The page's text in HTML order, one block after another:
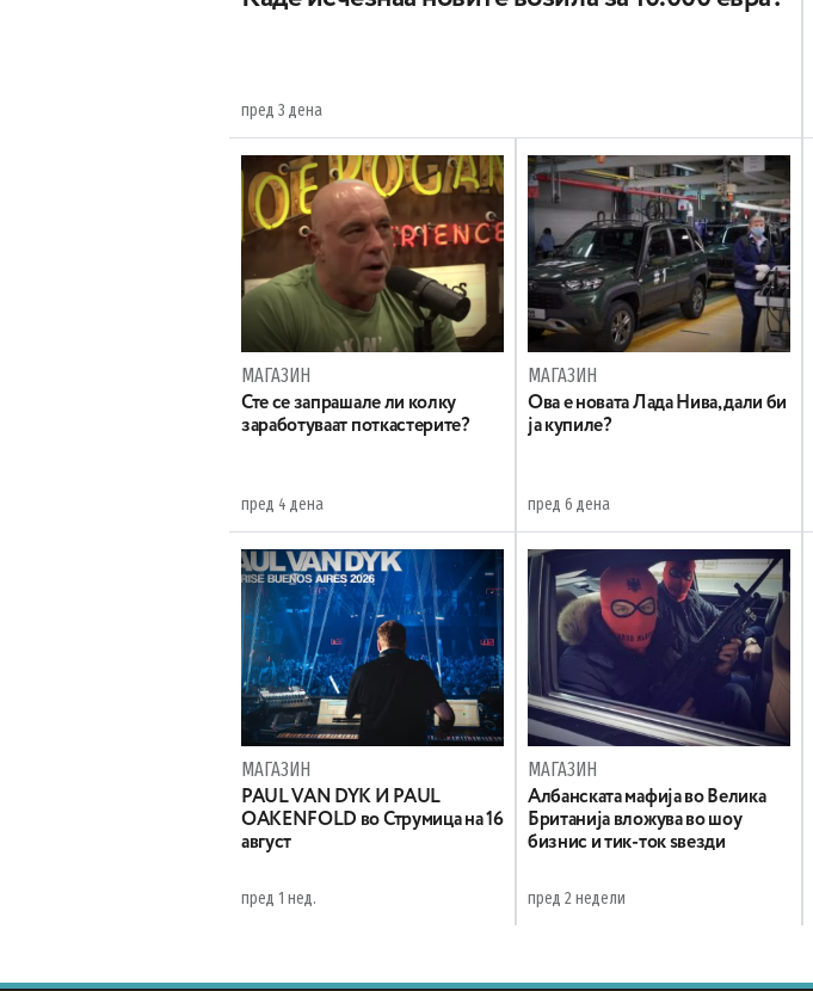
пред 3 дена
МАГАЗИН
Сте се запрашале ли колку
заработуваат поткастерите?
пред 4 дена
МАГАЗИН
Ова е новата Лада Нива, дали би
ја купиле?
пред 6 дена
МАГАЗИН
PAUL VAN DYK И PAUL
OAKENFOLD во Струмица на 16
август
пред 1 нед.
МАГАЗИН
Aлбанската мафија во Велика
Британија вложува во шоу
бизнис и тик-ток ѕвезди
пред 2 недели